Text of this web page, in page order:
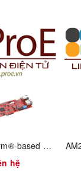
AM263Px Arm®-based MCU general-purpose LaunchPad™ development kit
hệ